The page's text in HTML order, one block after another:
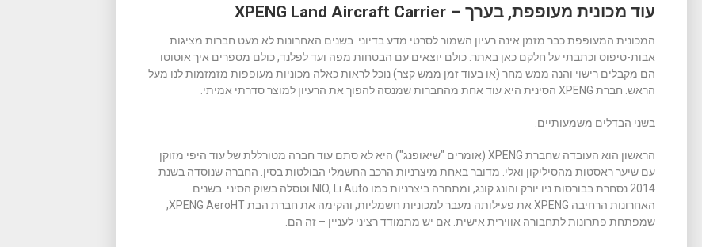
עוד מכונית מעופפת, בערך – XPENG Land Aircraft Carrier
המכונית המעופפת כבר מזמן אינה רעיון השמור לסרטי מדע בדיוני. בשנים האחרונות לא מעט חברות מציגות
אבות-טיפוס וכתבתי על חלקם כאן באתר. כולם יוצאים עם הבטחות מפה ועד לפלנד, כולם מספרים איך אוטוטו
הם מקבלים רישוי והנה ממש מחר (או בעוד זמן ממש קצר) נוכל לראות כאלה מכוניות מעופפות מזמזמות לנו מעל
הראש. חברת XPENG הסינית היא עוד אחת מהחברות שמנסה להפוך את הרעיון למוצר סדרתי אמיתי.
בשני הבדלים משמעותיים.
הראשון הוא העובדה שחברת XPENG (אומרים "שיאופנג") היא לא סתם עוד חברה מטורללת של עוד היפי מזוקן
עם שיער ראסטות מהסיליקון ואלי. מדובר באחת מיצרניות הרכב החשמלי הבולטות בסין. החברה שנוסדה בשנת
2014 נסחרת בבורסות ניו יורק והונג קונג, ומתחרה ביצרניות כמו NIO, Li Auto וטסלה בשוק הסיני. בשנים
האחרונות הרחיבה XPENG את פעילותה מעבר למכוניות חשמליות, והקימה את חברת הבת XPENG AeroHT,
שמפתחת פתרונות לתחבורה אווירית אישית. אם יש מתמודד רציני לעניין – זה הם.
navigation